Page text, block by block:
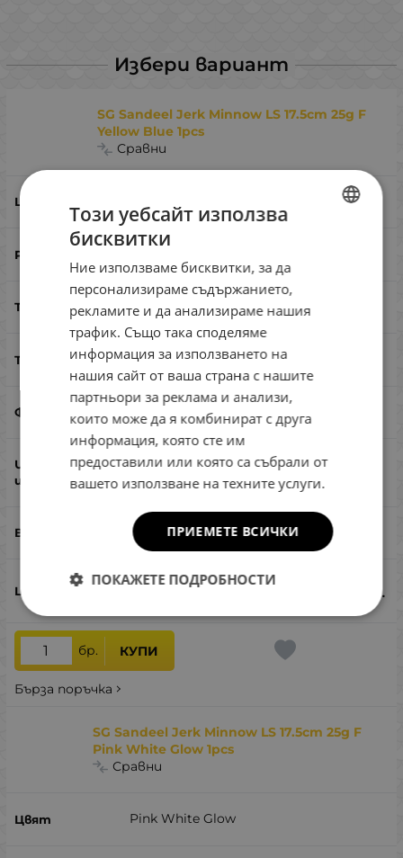
Избери вариант
SG Sandeel Jerk Minnow LS 17.5cm 25g F
Yellow Blue 1pcs
Сравни
25
плуващ
да
лаврак, лефер
11.71€ лв.
бр. КУПИ
Бърза поръчка
SG Sandeel Jerk Minnow LS 17.5cm 25g F
Pink White Glow 1pcs
Сравни
Pink White Glow
Този уебсайт използва
бисквитки
Ние използваме бисквитки, за да
персонализираме съдържанието,
рекламите и да анализираме нашия
трафик. Също така споделяме
информация за използването на
нашия сайт от ваша страна с нашите
партньори за реклама и анализи,
които може да я комбинират с друга
информация, която сте им
предоставили или която са събрали от
вашето използване на техните услуги.
ПРИЕМЕТЕ ВСИЧКИ
ПОКАЖЕТЕ ПОДРОБНОСТИ